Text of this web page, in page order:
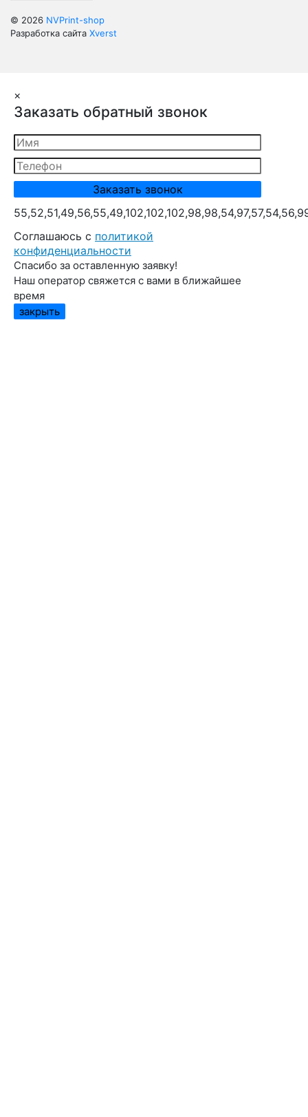
© 2026 NVPrint-shop
Разработка сайта Xverst
×
Заказать обратный звонок
Cоглашаюсь с политикой
конфиденциальности
Спасибо за оставленную заявку!
Наш оператор свяжется с вами в ближайшее
время
закрыть